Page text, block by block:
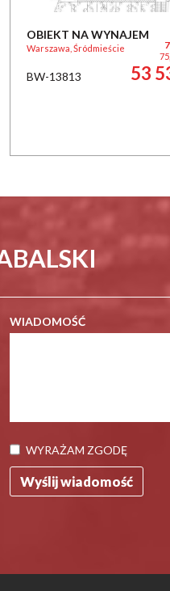
OBIEKT NA WYNAJEM
Warszawa, Śródmieście
BW-13813 53
WIADOMOŚĆ
WYRAŻAM ZGODĘ